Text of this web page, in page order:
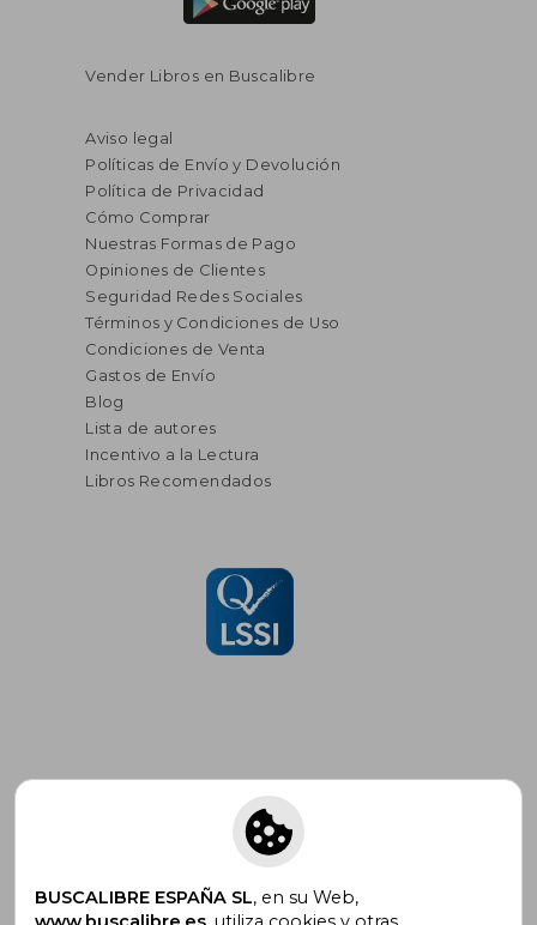
Vender Libros en Buscalibre
Aviso legal
Políticas de Envío y Devolución
Política de Privacidad
Cómo Comprar
Nuestras Formas de Pago
Opiniones de Clientes
Seguridad Redes Sociales
Términos y Condiciones de Uso
Condiciones de Venta
Gastos de Envío
Blog
Lista de autores
Incentivo a la Lectura
Libros Recomendados
Suscríbete para recibir ofertas y
promociones
BUSCALIBRE ESPAÑA SL, en su Web,